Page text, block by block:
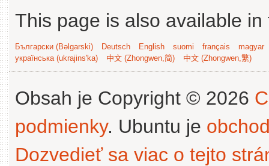
This page is also available
Български (Bəlgarski) Deutsch English suomi français
magyar
українська (ukrajins'ka)
中文 (Zhongwen,简) 中文 (Zhongwen,繁)
Obsah je Copyright © 2026
podmienky. Ubuntu je
Dozvedieť sa viac o tejto